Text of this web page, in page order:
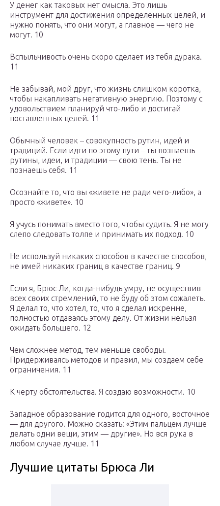
У денег как таковых нет смысла. Это лишь
инструмент для достижения определенных целей, и
нужно понять, что они могут, а главное — чего не
могут. 10
Вспыльчивость очень скоро сделает из тебя дурака.
11
Не забывай, мой друг, что жизнь слишком коротка,
чтобы накапливать негативную энергию. Поэтому с
удовольствием планируй что-либо и достигай
поставленных целей. 11
Обычный человек – совокупность рутин, идей и
традиций. Если идти по этому пути – ты познаешь
рутины, идеи, и традиции — свою тень. Ты не
познаешь себя. 11
Осознайте то, что вы «живете не ради чего-либо», а
просто «живете». 10
Я учусь понимать вместо того, чтобы судить. Я не могу
слепо следовать толпе и принимать их подход. 10
Не используй никаких способов в качестве способов,
не имей никаких границ в качестве границ. 9
Если я, Брюс Ли, когда-нибудь умру, не осуществив
всех своих стремлений, то не буду об этом сожалеть.
Я делал то, что хотел, то, что я сделал искренне,
полностью отдаваясь этому делу. От жизни нельзя
ожидать большего. 12
Чем сложнее метод, тем меньше свободы.
Придерживаясь методов и правил, мы создаем себе
ограничения. 11
К черту обстоятельства. Я создаю возможности. 10
Западное образование годится для одного, восточное
— для другого. Можно сказать: «Этим пальцем лучше
делать одни вещи, этим — другие». Но вся рука в
любом случае лучше. 11
Лучшие цитаты Брюса Ли